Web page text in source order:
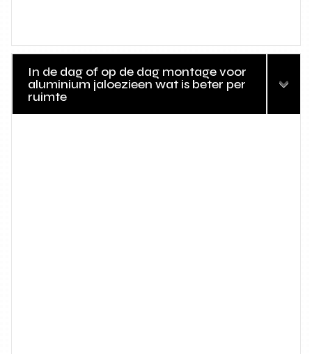
In de dag of op de dag montage voor
aluminium jaloezieen wat is beter per
ruimte